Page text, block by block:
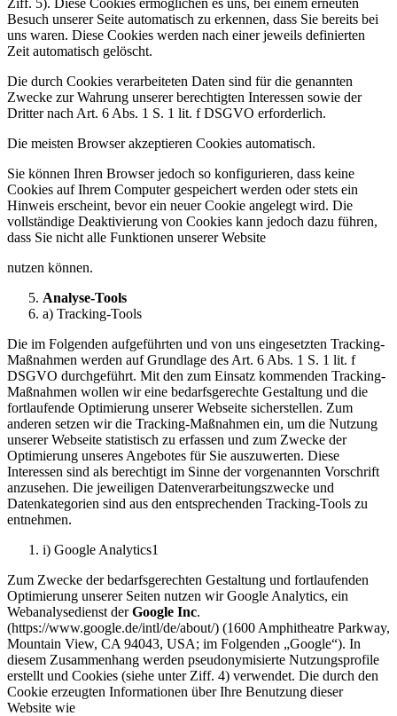
Besuch unserer Seite automatisch zu erkennen, dass Sie bereits bei
uns waren. Diese Cookies werden nach einer jeweils definierten
Zeit automatisch gelöscht.
Die durch Cookies verarbeiteten Daten sind für die genannten
Zwecke zur Wahrung unserer berechtigten Interessen sowie der
Dritter nach Art. 6 Abs. 1 S. 1 lit. f DSGVO erforderlich.
Die meisten Browser akzeptieren Cookies automatisch.
Sie können Ihren Browser jedoch so konfigurieren, dass keine
Cookies auf Ihrem Computer gespeichert werden oder stets ein
Hinweis erscheint, bevor ein neuer Cookie angelegt wird. Die
vollständige Deaktivierung von Cookies kann jedoch dazu führen,
dass Sie nicht alle Funktionen unserer Website
nutzen können.
Analyse-Tools
a) Tracking-Tools
Die im Folgenden aufgeführten und von uns eingesetzten Tracking-
Maßnahmen werden auf Grundlage des Art. 6 Abs. 1 S. 1 lit. f
DSGVO durchgeführt. Mit den zum Einsatz kommenden Tracking-
Maßnahmen wollen wir eine bedarfsgerechte Gestaltung und die
fortlaufende Optimierung unserer Webseite sicherstellen. Zum
anderen setzen wir die Tracking-Maßnahmen ein, um die Nutzung
unserer Webseite statistisch zu erfassen und zum Zwecke der
Optimierung unseres Angebotes für Sie auszuwerten. Diese
Interessen sind als berechtigt im Sinne der vorgenannten Vorschrift
anzusehen. Die jeweiligen Datenverarbeitungszwecke und
Datenkategorien sind aus den entsprechenden Tracking-Tools zu
entnehmen.
i) Google Analytics1
Zum Zwecke der bedarfsgerechten Gestaltung und fortlaufenden
Optimierung unserer Seiten nutzen wir Google Analytics, ein
Webanalysedienst derGoogle Inc.
(https://www.google.de/intl/de/about/) (1600 Amphitheatre Parkway,
Mountain View, CA 94043, USA; im Folgenden „Google“). In
diesem Zusammenhang werden pseudonymisierte Nutzungsprofile
erstellt und Cookies (siehe unter Ziff. 4) verwendet. Die durch den
Cookie erzeugten Informationen über Ihre Benutzung dieser
Website wie